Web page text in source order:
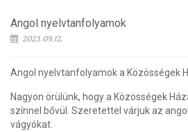
Angol nyelvtanfolyamok
2023.09.12.
Angol nyelvtanfolyamok a Közösségek
Nagyon örülünk, hogy a Közösségek
színnel bővül. Szeretettel várjuk az
vágyókat.